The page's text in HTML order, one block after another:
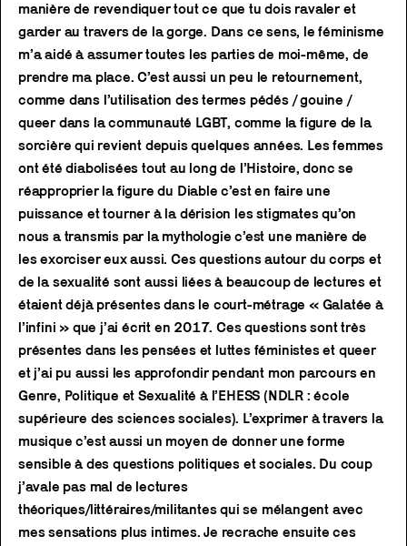
manière de revendiquer tout ce que tu dois ravaler et
garder au travers de la gorge. Dans ce sens, le féminisme
m’a aidé à assumer toutes les parties de moi-même, de
prendre ma place. C’est aussi un peu le retournement,
comme dans l’utilisation des termes pédés / gouine /
queer dans la communauté LGBT, comme la figure de la
sorcière qui revient depuis quelques années. Les femmes
ont été diabolisées tout au long de l’Histoire, donc se
réapproprier la figure du Diable c’est en faire une
puissance et tourner à la dérision les stigmates qu’on
nous a transmis par la mythologie c’est une manière de
les exorciser eux aussi. Ces questions autour du corps et
de la sexualité sont aussi liées à beaucoup de lectures et
étaient déjà présentes dans le court-métrage « Galatée à
l’infini » que j’ai écrit en 2017. Ces questions sont très
présentes dans les pensées et luttes féministes et queer
et j’ai pu aussi les approfondir pendant mon parcours en
Genre, Politique et Sexualité à l’EHESS (NDLR : école
supérieure des sciences sociales). L’exprimer à travers la
musique c’est aussi un moyen de donner une forme
sensible à des questions politiques et sociales. Du coup
j’avale pas mal de lectures
théoriques/littéraires/militantes qui se mélangent avec
mes sensations plus intimes. Je recrache ensuite ces